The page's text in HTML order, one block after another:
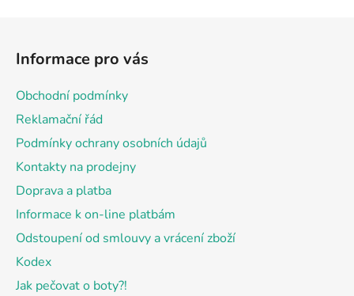
Informace pro vás
Obchodní podmínky
Reklamační řád
Podmínky ochrany osobních údajů
Kontakty na prodejny
Doprava a platba
Informace k on-line platbám
Odstoupení od smlouvy a vrácení zboží
Kodex
Jak pečovat o boty?!